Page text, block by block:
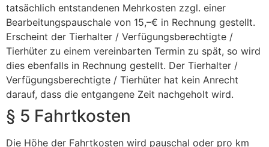
tatsächlich entstandenen Mehrkosten zzgl. einer
Bearbeitungspauschale von 15,–€ in Rechnung gestellt.
Erscheint der Tierhalter / Verfügungsberechtigte /
Tierhüter zu einem vereinbarten Termin zu spät, so wird
dies ebenfalls in Rechnung gestellt. Der Tierhalter /
Verfügungsberechtigte / Tierhüter hat kein Anrecht
darauf, dass die entgangene Zeit nachgeholt wird.
§ 5 Fahrtkosten
Die Höhe der Fahrtkosten wird pauschal oder pro km